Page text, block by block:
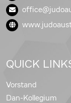
QUICK
Vorstand
Dan-Kollegium